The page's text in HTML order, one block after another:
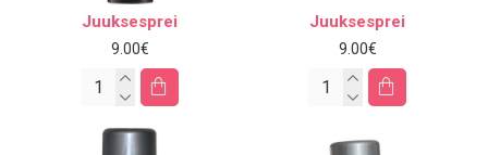
Juuksesprei
9.00€
Juuksesprei
9.00€